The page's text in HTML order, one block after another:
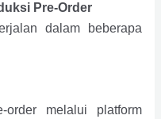
Pre-Order
dalam beberapa
order melalui platform